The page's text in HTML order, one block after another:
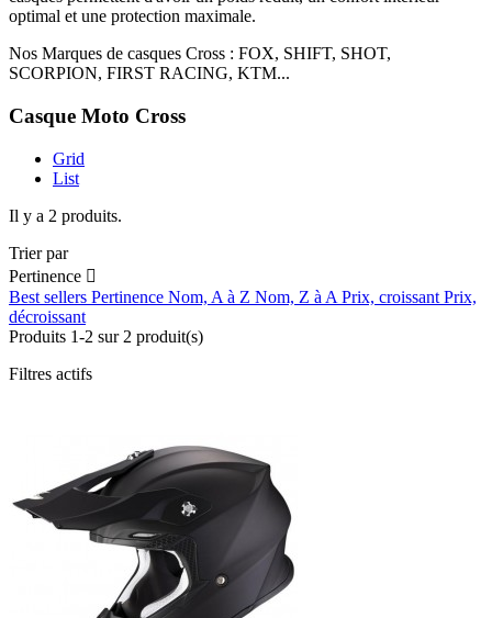
optimal et une protection maximale.
Nos Marques de casques Cross : FOX, SHIFT, SHOT,
SCORPION, FIRST RACING, KTM...
Casque Moto Cross
Grid
List
Il y a 2 produits.
Trier par
Pertinence 
Best sellers Pertinence Nom, A à Z Nom, Z à A Prix, croissant Prix,
décroissant
Produits 1-2 sur 2 produit(s)
Filtres actifs